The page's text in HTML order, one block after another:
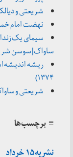
شریعتی و
نهضت امام
سیمای یک
ساواک | سوسن
۱۳۷۴)
شریعتی و
≡ برچسب‌ها